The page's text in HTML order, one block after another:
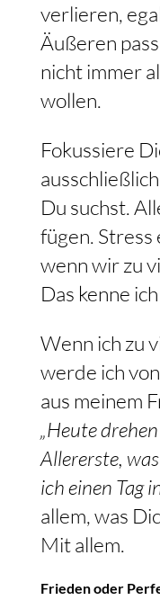
verlieren,
Äußeren
nicht immer
wollen.
Fokussiere
Du suchst.
fügen.
wenn wir zu
Das kenne
Wenn ich zu
werde ich
„Heute
Allererste,
ich einen Tag
allem, was
Mit allem.
Frieden oder